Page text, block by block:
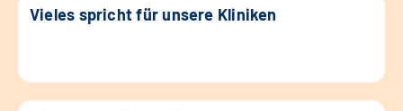
Vieles spricht für unsere Kliniken